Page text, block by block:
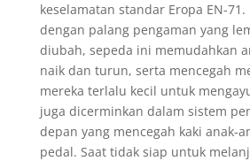
keselamatan standar Eropa EN-
dengan palang pengaman yang
diubah, sepeda ini memudahkan
naik dan turun, serta mencegah
mereka terlalu kecil untuk
juga dicerminkan dalam sistem
depan yang mencegah kaki anak-
pedal. Saat tidak siap untuk